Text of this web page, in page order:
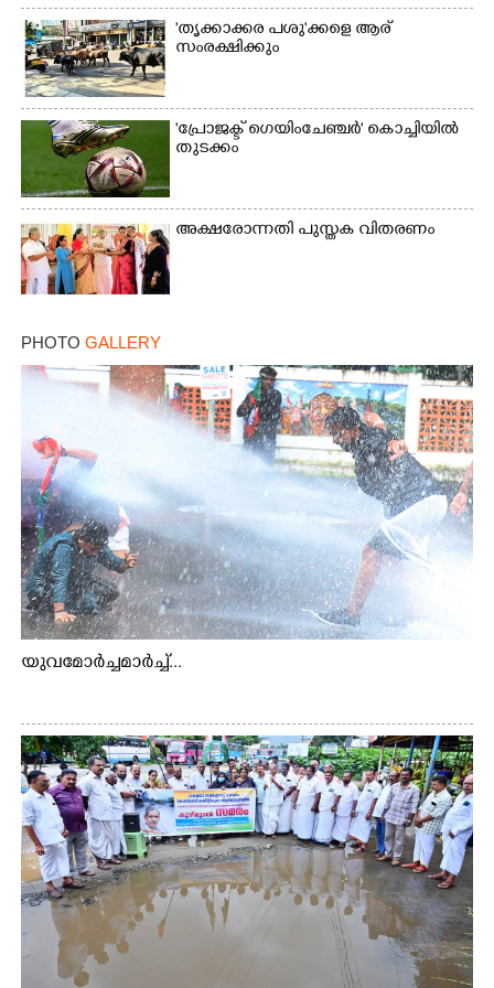
'തൃക്കാക്കര പശു'ക്കളെ ആര്
സംരക്ഷിക്കും
'പ്രോജക്ട് ഗെയിംചേഞ്ചർ' കൊച്ചിയിൽ
തുടക്കം
അക്ഷരോന്നതി പുസ്തക വിതരണം
PHOTO GALLERY
യുവമോർച്ചമാർച്ച്...
Share this link